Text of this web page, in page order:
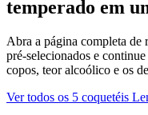
temperado em
Abra a página completa de
pré-selecionados e
copos, teor alcoólico e os
Ver todos os 5 coquetéis